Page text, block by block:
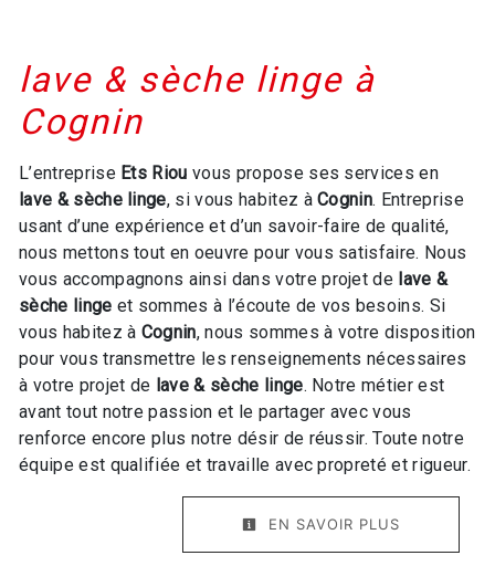
lave & sèche linge à
Cognin
L’entreprise Ets Riou vous propose ses services en
lave & sèche linge, si vous habitez àCognin. Entreprise
usant d’une expérience et d’un savoir-faire de qualité,
nous mettons tout en oeuvre pour vous satisfaire. Nous
vous accompagnons ainsi dans votre projet de lave &
sèche linge et sommes à l’écoute de vos besoins. Si
vous habitez à Cognin, nous sommes à votre disposition
pour vous transmettre les renseignements nécessaires
à votre projet de lave & sèche linge. Notre métier est
avant tout notre passion et le partager avec vous
renforce encore plus notre désir de réussir. Toute notre
équipe est qualifiée et travaille avec propreté et rigueur.
EN SAVOIR PLUS